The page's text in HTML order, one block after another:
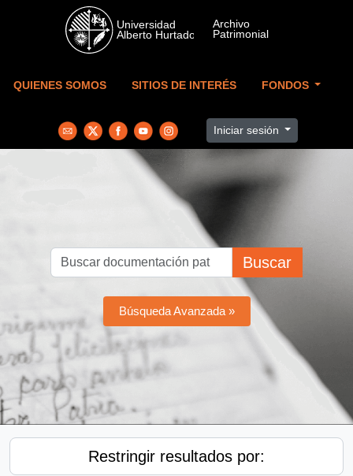
Skip to main content
QUIENES SOMOS SITIOS DE INTERÉS FONDOS
Iniciar sesión
Buscar
Búsqueda Avanzada »
Restringir resultados por: